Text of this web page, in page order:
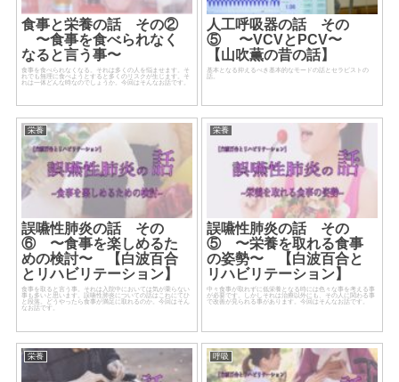
食事と栄養の話 その②
〜食事を食べられなく
なると言う事〜
食事を食べられなくなる。それは多くの人を悩ませます。そ
れでも無理に食べようとすると多くのリスクが生じます。そ
れは一体どんな時なのでしょうか。今回はそんなお話です。
人工呼吸器の話 その
⑤ 〜VCVとPCV〜
【山吹薫の昔の話】
基本となる抑えるべき基本的なモードの話とセラピストの
話。
栄養
誤嚥性肺炎の話 その
⑥ 〜食事を楽しめるた
めの検討〜 【白波百合
とリハビリテーション】
食事を取ると言う事。それは入院中においては気が乗らない
事も多いと思います。誤嚥性肺炎についての話はこれにてひ
と段落。どうやったら食事が満足に取れるのか。今回はそん
なお話です。
栄養
誤嚥性肺炎の話 その
⑤ 〜栄養を取れる食事
の姿勢〜 【白波百合と
リハビリテーション】
中々食事が取れずに低栄養となる時には色々な事を考える事
が必要です。しかしそれは治療以外にも、その人に関わる事
で改善が見られる事があります。今回はそんなお話です。
栄養 呼吸